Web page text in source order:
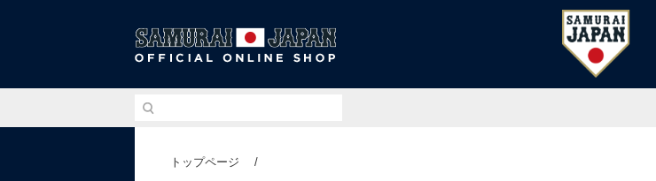
侍ジャパンオフィシャルオ
トップページ /